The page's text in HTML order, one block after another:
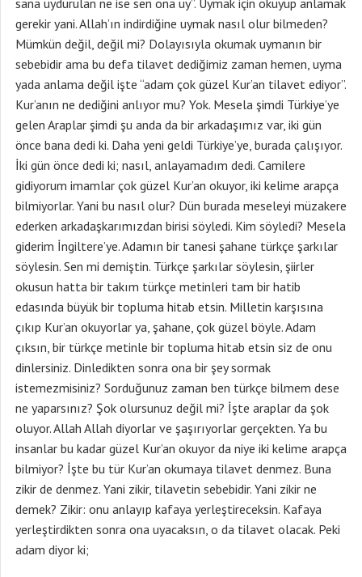
sana uydurulan ne ise sen ona uy”. Uymak için okuyup anlamak
gerekir yani. Allah’ın indirdiğine uymak nasıl olur bilmeden?
Mümkün değil, değil mi? Dolayısıyla okumak uymanın bir
sebebidir ama bu defa tilavet dediğimiz zaman hemen, uyma
yada anlama değil işte “adam çok güzel Kur’an tilavet ediyor”.
Kur’anın ne dediğini anlıyor mu? Yok. Mesela şimdi Türkiye’ye
gelen Araplar şimdi şu anda da bir arkadaşımız var, iki gün
önce bana dedi ki. Daha yeni geldi Türkiye’ye, burada çalışıyor.
İki gün önce dedi ki; nasıl, anlayamadım dedi. Camilere
gidiyorum imamlar çok güzel Kur’an okuyor, iki kelime arapça
bilmiyorlar. Yani bu nasıl olur? Dün burada meseleyi müzakere
ederken arkadaşkarımızdan birisi söyledi. Kim söyledi? Mesela
giderim İngiltere’ye. Adamın bir tanesi şahane türkçe şarkılar
söylesin. Sen mi demiştin. Türkçe şarkılar söylesin, şiirler
okusun hatta bir takım türkçe metinleri tam bir hatib
edasında büyük bir topluma hitab etsin. Milletin karşısına
çıkıp Kur’an okuyorlar ya, şahane, çok güzel böyle. Adam
çıksın, bir türkçe metinle bir topluma hitab etsin siz de onu
dinlersiniz. Dinledikten sonra ona bir şey sormak
istemezmisiniz? Sorduğunuz zaman ben türkçe bilmem dese
ne yaparsınız? Şok olursunuz değil mi? İşte araplar da şok
oluyor. Allah Allah diyorlar ve şaşırıyorlar gerçekten. Ya bu
insanlar bu kadar güzel Kur’an okuyor da niye iki kelime arapça
bilmiyor? İşte bu tür Kur’an okumaya tilavet denmez. Buna
zikir de denmez. Yani zikir, tilavetin sebebidir. Yani zikir ne
demek? Zikir: onu anlayıp kafaya yerleştireceksin. Kafaya
yerleştirdikten sonra ona uyacaksın, o da tilavet olacak. Peki
adam diyor ki;